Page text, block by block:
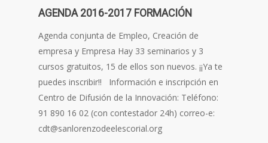
AGENDA 2016-2017 FORMACIÓN
Agenda conjunta de Empleo, Creación de
empresa y Empresa Hay 33 seminarios y 3
cursos gratuitos, 15 de ellos son nuevos. ¡¡Ya te
puedes inscribir!! Información e inscripción en
Centro de Difusión de la Innovación: Teléfono:
91 890 16 02 (con contestador 24h) correo-e:
cdt@sanlorenzodeelescorial.org